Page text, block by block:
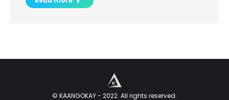
© KAANGOKAY - 2022. All rights reserved.